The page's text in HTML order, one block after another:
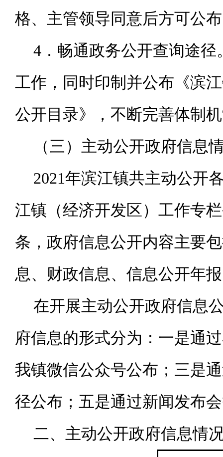
格、主管领导同意后方可公
4 ．畅通政务公开查询途
工作，同时印制并公布《滨
公开目录》，不断完善体制
（三）主动公开政府信息
2021年滨江镇共主动公开
江镇（经济开发区）工作专
条，政府信息公开内容主要
息、财政信息、信息公开年
在开展主动公开政府信息
府信息的形式分为：一是通
我镇微信公众号公布；三是
径公布；五是通过新闻发布
二、主动公开政府信息情